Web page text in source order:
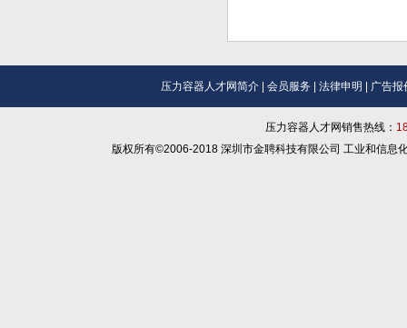
压力容器人才网简介 |会员服务 |法律申明 广告报
压力容器人才网销售热线：
版权所有©2006-2018 深圳市金聘科技有限公司 工业和信息